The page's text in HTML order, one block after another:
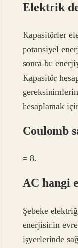
Elektrik
Kapasitörler
potansiyel
sonra bu
Kapasitör
hesaplamak
Coulomb
= 8.
AC hangi
Şebeke
enerjisinin
işyerlerinde